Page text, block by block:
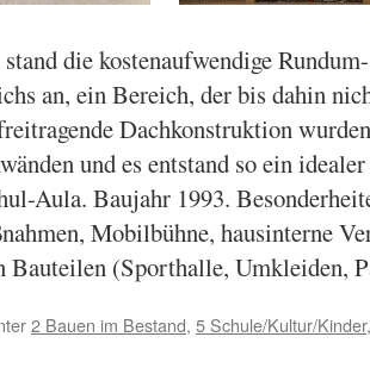
die kostenaufwendige
an, ein Bereich, der bis dahin
Dachkonstruktion
und es entstand so ein
Aula. Baujahr 1993.
Mobilbühne, hausinterne
Bauteilen (Sporthalle, Umkleiden,
2 Bauen im Bestand, 5 Schule/Kultur/Kinder